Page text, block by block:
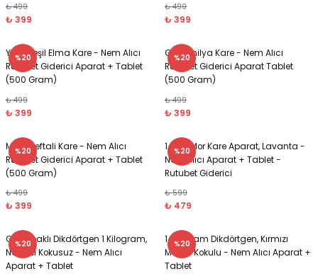
₺ 499
₺ 399
₺ 499
₺ 399
%20
Yeşil, Yeşil Elma Kare - Nem Alıcı
Rutubet Giderici Aparat + Tablet
(500 Gram)
₺ 499
₺ 399
%20
Gri, Vanilya Kare - Nem Alıcı
Rutubet Giderici Aparat Tablet
(500 Gram)
₺ 499
₺ 399
%20
Mavi, Şeftali Kare - Nem Alıcı
Rutubet Giderici Aparat + Tablet
(500 Gram)
₺ 499
₺ 399
%20
1 Kg - Mor Kare Aparat, Lavanta -
Nem Alıcı Aparat + Tablet -
Rutubet Giderici
₺ 599
₺ 479
%20
Gri Kapaklı Dikdörtgen 1 Kilogram,
Naturel Kokusuz - Nem Alıcı
Aparat + Tablet
%20
1 Kilogram Dikdörtgen, Kırmızı
Meyve Kokulu - Nem Alıcı Aparat +
Tablet